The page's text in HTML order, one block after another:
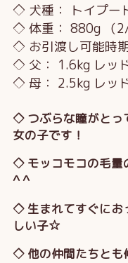
◇ 犬種： トイプー
◇ 体重： 880g （
◇ お引渡し可能時
◇ 父： 1.6kg レッ
◇ 母： 2.5kg レッ
◇ つぶらな瞳がとっ
女の子です！
◇ モッコモコの毛量
^ ^
◇ 生まれてすぐにお
しい子☆
◇ 他の仲間たちとも